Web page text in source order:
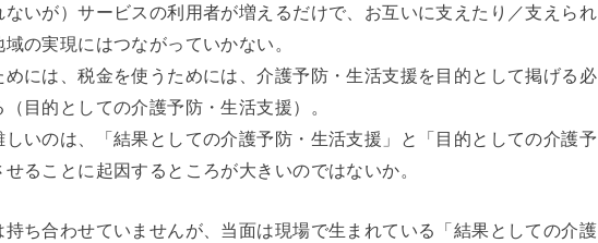
いが）サービスの利用者が増えるだけで、お互いに支えたり／支えられ
の実現にはつながっていかない。
には、税金を使うためには、介護予防・生活支援を目的として掲げる必
目的としての介護予防・生活支援）。
いのは、「結果としての介護予防・生活支援」と「目的としての介護予
ることに起因するところが大きいのではないか。
ち合わせていませんが、当面は現場で生まれている「結果としての介護